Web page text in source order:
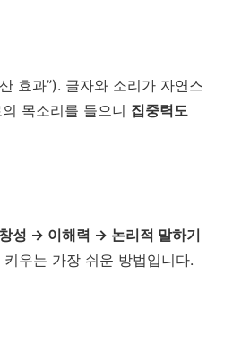
효과”). 글자와 소리가 자연스
목소리를 들으니 집중력도
성 → 이해력 → 논리적 말하기
우는 가장 쉬운 방법입니다.